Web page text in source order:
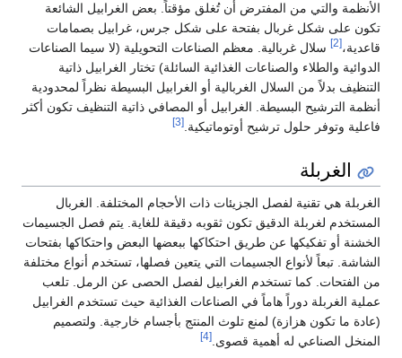
الأنظمة والتي من المفترض أن تُغلق مؤقتاً. بعض الغرابيل الشائعة
تكون على شكل غربال بفتحة على شكل جرس، غرابيل بصمامات
قاعدية،[2]
سلال غربالية. معظم الصناعات التحويلية (لا سيما الصناعات
الدوائية والطلاء والصناعات الغذائية السائلة) تختار الغرابيل ذاتية
التنظيف بدلاً من السلال الغربالية أو الغرابيل البسيطة نظراً لمحدودية
أنظمة الترشيح البسيطة. الغرابيل أو المصافي ذاتية التنظيف تكون أكثر
فاعلية وتوفر حلول ترشيح أوتوماتيكية.[3]
الغربلة
الغربلة هي تقنية لفصل الجزيئات ذات الأحجام المختلفة. الغربال
المستخدم لغربلة الدقيق تكون ثقوبه دقيقة للغاية. يتم فصل الجسيمات
الخشنة أو تفكيكها عن طريق احتكاكها ببعضها البعض واحتكاكها بفتحات
الشاشة. تبعاً لأنواع الجسيمات التي يتعين فصلها، تستخدم أنواع مختلفة
من الفتحات. كما تستخدم الغرابيل لفصل الحصى عن الرمل. تلعب
عملية الغربلة دوراً هاماً في الصناعات الغذائية حيث تستخدم الغرابيل
(عادة ما تكون هزازة) لمنع تلوث المنتج بأجسام خارجية. ولتصميم
المنخل الصناعي له أهمية قصوى. [4]